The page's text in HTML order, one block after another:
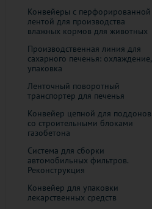
Конвейеры с перфорированной
лентой для производства
влажных кормов для животных
Производственная линия для
сахарного печенья: охлаждение,
упаковка
Ленточный поворотный
транспортер для печенья
Конвейер цепной для поддонов
со строительными блоками
газобетона
Система для сборки
автомобильных фильтров.
Реконструкция
Конвейер для упаковки
лекарственных средств